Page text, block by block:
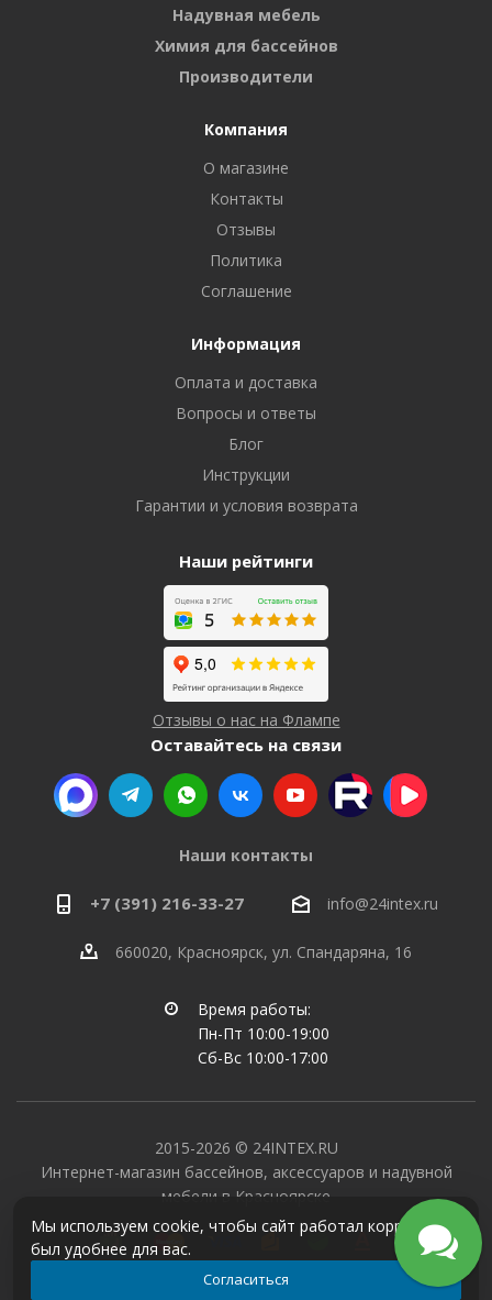
Надувная мебель
Химия для бассейнов
Производители
Компания
О магазине
Контакты
Отзывы
Политика
Соглашение
Информация
Оплата и доставка
Вопросы и ответы
Блог
Инструкции
Гарантии и условия возврата
Наши рейтинги
Отзывы о нас на Флампе
Оставайтесь на связи
Наши контакты
+7 (391) 216-33-27 info@24intex.ru
660020, Красноярск, ул. Спандаряна, 16
Время работы:
Пн-Пт 10:00-19:00
Сб-Вс 10:00-17:00
2015-2026 © 24INTEX.RU
Интернет-магазин бассейнов, аксессуаров и надувной
мебели в Красноярске
Мы используем cookie, чтобы сайт работал корректно и
был удобнее для вас.
Согласиться